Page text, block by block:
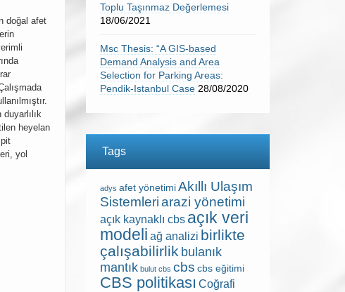
doğal afet
heyelan
yol
Toplu Taşınmaz Değerlemesi
18/06/2021
Msc Thesis: “A GIS-based
Demand Analysis and Area
Selection for Parking Areas:
Pendik-Istanbul Case 28/08/2020
Tags
adys afet yönetimi Akıllı Ulaşım
Sistemleri arazi yönetimi
açık kaynaklı cbs açık veri
modeli ağ analizi birlikte
çalışabilirlik bulanık
mantık bulut cbs cbs cbs eğitimi
CBS politikası Coğrafi